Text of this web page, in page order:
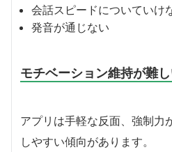
会話スピードについていけ
発音が通じない
モチベーション維持が難
アプリは手軽な反面、強制力
しやすい傾向があります。